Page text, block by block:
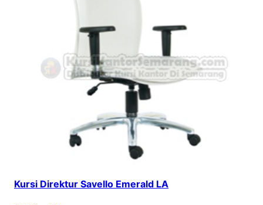
Kursi Direktur Savello Emerald LA